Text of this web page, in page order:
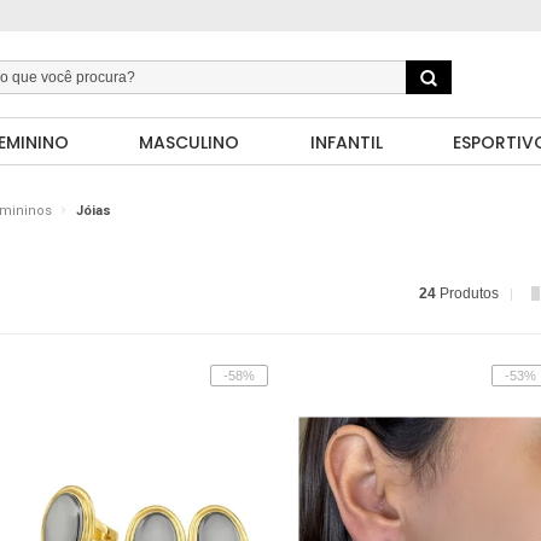
MASCULINO INFANTIL
Jóias
24 Produtos
-58% -53%